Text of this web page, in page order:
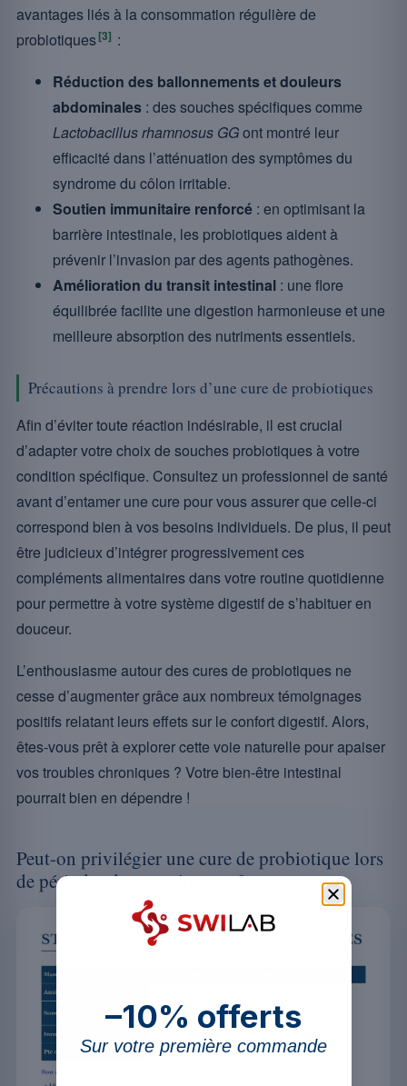
avantages liés à la consommation régulière de
probiotiques[3] :
Réduction des ballonnements et douleurs
abdominales : des souches spécifiques comme
Lactobacillus rhamnosus GGont montré leur
efficacité dans l’atténuation des symptômes du
syndrome du côlon irritable.
Soutien immunitaire renforcé : en optimisant la
barrière intestinale, les probiotiques aident à
prévenir l’invasion par des agents pathogènes.
Amélioration du transit intestinal : une flore
équilibrée facilite une digestion harmonieuse et une
meilleure absorption des nutriments essentiels.
Précautions à prendre lors d’une cure de probiotiques
Afin d’éviter toute réaction indésirable, il est crucial
d’adapter votre choix de souches probiotiques à votre
condition spécifique. Consultez un professionnel de santé
avant d’entamer une cure pour vous assurer que celle-ci
correspond bien à vos besoins individuels. De plus, il peut
être judicieux d’intégrer progressivement ces
compléments alimentaires dans votre routine quotidienne
pour permettre à votre système digestif de s’habituer en
douceur.
L’enthousiasme autour des cures de probiotiques ne
cesse d’augmenter grâce aux nombreux témoignages
positifs relatant leurs effets sur le confort digestif. Alors,
êtes-vous prêt à explorer cette voie naturelle pour apaiser
vos troubles chroniques ? Votre bien-être intestinal
pourrait bien en dépendre !
Peut-on privilégier une cure de probiotique lors
de périodes de stress intense ?
–10% offerts
Sur votre première commande